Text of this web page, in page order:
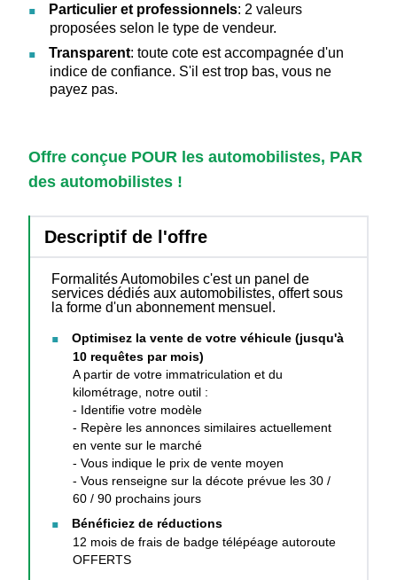
Particulier et professionnels: 2 valeurs
proposées selon le type de vendeur.
Transparent: toute cote est accompagnée d'un
indice de confiance. S'il est trop bas, vous ne
payez pas.
Offre conçue POUR les automobilistes, PAR
des automobilistes !
Descriptif de l'offre
Formalités Automobiles c'est un panel de
services dédiés aux automobilistes, offert sous
la forme d'un abonnement mensuel.
Optimisez la vente de votre véhicule (jusqu'à
10 requêtes par mois)
A partir de votre immatriculation et du
kilométrage, notre outil :
- Identifie votre modèle
- Repère les annonces similaires actuellement
en vente sur le marché
- Vous indique le prix de vente moyen
- Vous renseigne sur la décote prévue les 30 /
60 / 90 prochains jours
Bénéficiez de réductions
12 mois de frais de badge télépéage autoroute
OFFERTS